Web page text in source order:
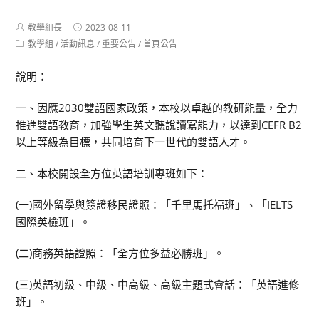
Post
author:
教學組長
Post
published:
2023-08-11
Post教學組 / 活動訊息 / 重要公告 / 首頁公告
說明：
一、因應2030雙語國家政策，本校以卓越的教研能量，全力
推進雙語教育，加強學生英文聽說讀寫能力，以達到CEFR B2
以上等級為目標，共同培育下一世代的雙語人才。
二、本校開設全方位英語培訓專班如下：
(一)國外留學與簽證移民證照：「千里馬托福班」、「IELTS
國際英檢班」。
(二)商務英語證照：「全方位多益必勝班」。
(三)英語初級、中級、中高級、高級主題式會話：「英語進修
班」。